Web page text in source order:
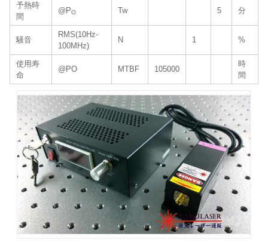
予熱時
間
@PO Tw 5 分
騒音
RMS(10Hz-
100MHz)
N 1 %
使用寿
命
@PO MTBF 105000
時
間